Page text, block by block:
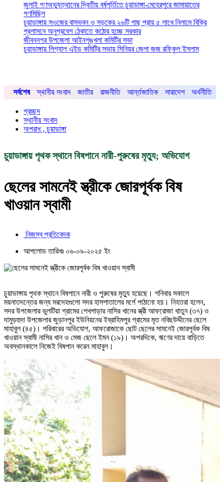
জুলাই গণঅভ্যুত্থানের দ্বিতীয় বর্ষপূর্তিতে চুয়াডাঙ্গা-মেহেরপুরে জামায়াতের
গণমিছিল
চুয়াডাঙ্গায় সওজের বাসভবন ও সড়কের ২৬টি গাছ প্রায় ৫ লাখে নিলামে বিক্রি
প্রশাসনে অনুপ্রবেশ ঠেকাতে কঠোর হচ্ছে সরকার
জীবননগর উপজেলা আইনশৃঙ্খলা কমিটির সভা
চুয়াডাঙ্গায় লিগ্যাল এইড কমিটির সভায় সিনিয়র জেলা জজ রফিকুল ইসলাম
সর্বশেষ স্থানীয় সংবাদ জাতীয় রাজনীতি আর্ন্তজাতিক সারাদেশ অর্থনীতি
প্রচ্ছদ
স্থানীয় সংবাদ
অপরাধ , চুয়াডাঙ্গা
চুয়াডাঙ্গায় পৃথক স্থানে বিষপানে নারী-পুরুষের মৃত্যু; অভিযোগ
ছেলের সামনেই স্ত্রীকে জোরপূর্বক বিষ
খাওয়ান স্বামী
নিজস্ব প্রতিবেদক
আপলোড তারিখঃ ০৬-০৯-২০২৫ ইং
চুয়াডাঙ্গায় পৃথক স্থানে বিষপানে নারী ও পুরুষের মৃত্যু হয়েছে। শনিবার সকালে
ময়নাতদন্তের জন্য মরদেহগুলো সদর হাসপাতালের মর্গে পাঠানো হয়। নিহতরা হলেন,
সদর উপজেলার ভুলটিয়া গ্রামের শেখপাড়ার নাসির খানের স্ত্রী আফরোজা খাতুন (৩৭) ও
দামুড়হুদা উপজেলার জুড়ানপুর ইউনিয়নের ইব্রাহিমপুর গ্রামের মৃত নবিছউদ্দীনের ছেলে
মাহাবুল (৪৫)। পরিবারের অভিযোগ, আফরোজাকে ছোট ছেলের সামনেই জোরপূর্বক বিষ
খাওয়ান স্বামী নাসির খান ও মেজ ছেলে ইমন (১৯)। অপরদিকে, ঋণের দায়ে বাড়িতে
অবস্থানকালে নিজেই বিষপান করেন মাহাবুল।